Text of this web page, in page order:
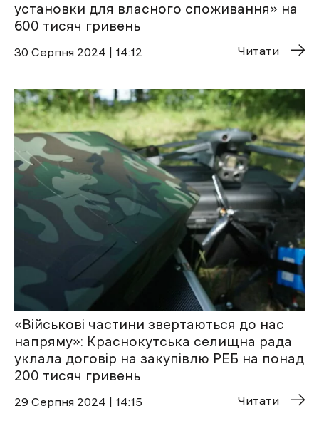
установки для власного споживання» на
600 тисяч гривень
30 Cерпня 2024 | 14:12 Читати
«Військові частини звертаються до нас
напряму»: Краснокутська селищна рада
уклала договір на закупівлю РЕБ на понад
200 тисяч гривень
29 Cерпня 2024 | 14:15 Читати